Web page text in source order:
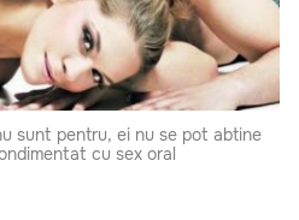
sunt pentru, ei nu se pot abtine
cu sex oral